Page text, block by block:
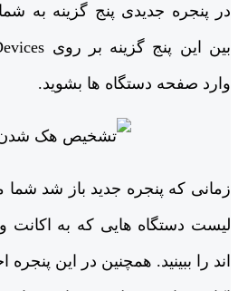
در پنجره جدیدی پنج گزینه به
وارد صفحه دستگاه ها بشوید.
زمانی که پنجره جدید باز شد شما
لیست دستگاه هایی که به
اند را ببینید. همچنین در این